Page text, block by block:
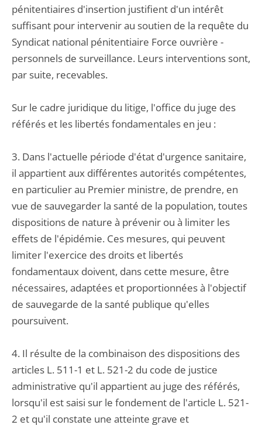
pénitentiaires d'insertion justifient d'un intérêt
suffisant pour intervenir au soutien de la requête du
Syndicat national pénitentiaire Force ouvrière -
personnels de surveillance. Leurs interventions sont,
par suite, recevables.
Sur le cadre juridique du litige, l'office du juge des
référés et les libertés fondamentales en jeu :
3. Dans l'actuelle période d'état d'urgence sanitaire,
il appartient aux différentes autorités compétentes,
en particulier au Premier ministre, de prendre, en
vue de sauvegarder la santé de la population, toutes
dispositions de nature à prévenir ou à limiter les
effets de l'épidémie. Ces mesures, qui peuvent
limiter l'exercice des droits et libertés
fondamentaux doivent, dans cette mesure, être
nécessaires, adaptées et proportionnées à l'objectif
de sauvegarde de la santé publique qu'elles
poursuivent.
4. Il résulte de la combinaison des dispositions des
articles L. 511-1 et L. 521-2 du code de justice
administrative qu'il appartient au juge des référés,
lorsqu'il est saisi sur le fondement de l'article L. 521-
2 et qu'il constate une atteinte grave et